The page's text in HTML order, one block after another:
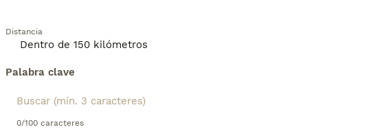
Distancia
Palabra clave
0/100 caracteres